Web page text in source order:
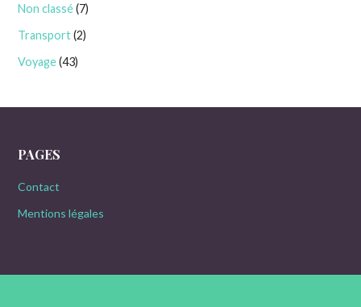
Non classé(7)
Transport(2)
Voyage(43)
PAGES
Contact
Mentions légales